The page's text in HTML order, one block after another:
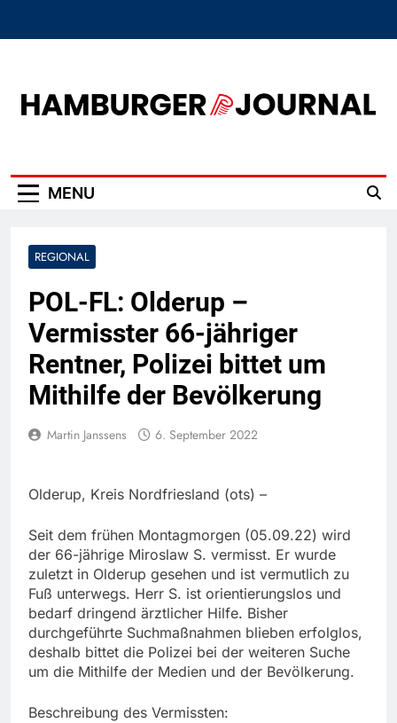
MENU
REGIONAL
POL-FL: Olderup –
Vermisster 66-jähriger
Rentner, Polizei bittet um
Mithilfe der Bevölkerung
Martin Janssens 6. September 2022
Olderup, Kreis Nordfriesland (ots) –
Seit dem frühen Montagmorgen (05.09.22) wird
der 66-jährige Miroslaw S. vermisst. Er wurde
zuletzt in Olderup gesehen und ist vermutlich zu
Fuß unterwegs. Herr S. ist orientierungslos und
bedarf dringend ärztlicher Hilfe. Bisher
durchgeführte Suchmaßnahmen blieben erfolglos,
deshalb bittet die Polizei bei der weiteren Suche
um die Mithilfe der Medien und der Bevölkerung.
Beschreibung des Vermissten: